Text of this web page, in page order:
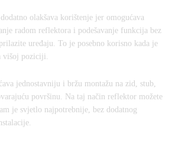
dodatno olakšava korištenje jer omogućava
radom reflektora i podešavanje funkcija bez
uređaju. To je posebno korisno kada je
višoj poziciji.
jednostavniju i bržu montažu na zid, stub,
površinu. Na taj način reflektor možete
je svjetlo najpotrebnije, bez dodatnog